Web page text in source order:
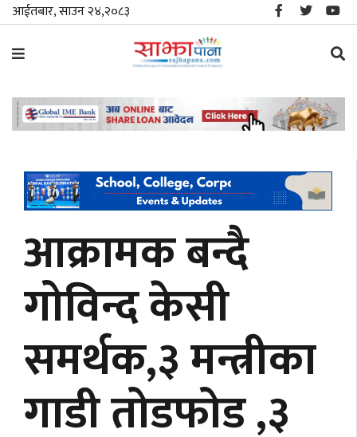
आईतबार, साउन २४,२०८३
समाचार
स्थानीय
जीवनशैली
मनोरञ्जन/
साहित्य
अर्थ
अन्तरवार्ता
आक्रामक बन्दै
गोविन्द केसी
समर्थक,३ मन्त्रीका
गाडी तोडफोड ,३